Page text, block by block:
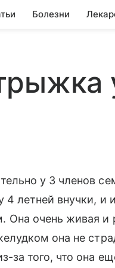
Болезни
у 3 членов
летней внучки, и
Она очень живая и
она не
за того, что она